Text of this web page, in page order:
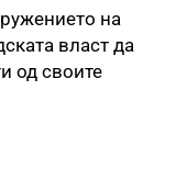
на
власт да
од своите